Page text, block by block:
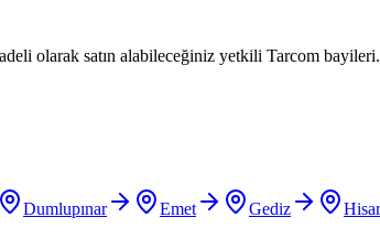
olarak satın alabileceğiniz yetkili Tarcom
Dumlupınar Emet Gediz